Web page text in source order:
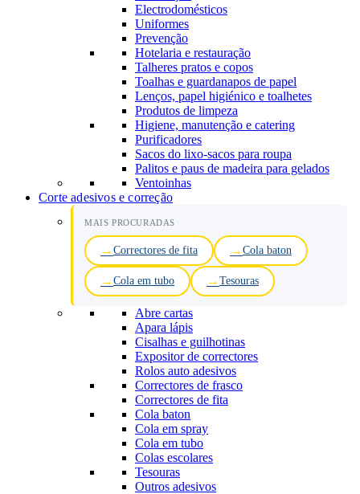
Electrodomésticos
Uniformes
Prevenção
Hotelaria e restauração
Talheres pratos e copos
Toalhas e guardanapos de papel
Lenços, papel higiénico e toalhetes
Produtos de limpeza
Higiene, manutenção e catering
Purificadores
Sacos do lixo-sacos para roupa
Palitos e paus de madeira para gelados
Ventoinhas
Corte adesivos e correção
MAIS PROCURADAS
Correctores de fita Cola baton
Cola em tubo Tesouras
Abre cartas
Apara lápis
Cisalhas e guilhotinas
Expositor de correctores
Rolos auto adesivos
Correctores de frasco
Correctores de fita
Cola baton
Cola em spray
Cola em tubo
Colas escolares
Tesouras
Outros adesivos